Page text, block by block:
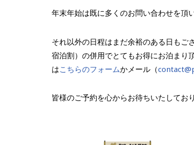
年末年始は既に多くのお問い合わせを頂
それ以外の日程はまだ余裕のある日もご
宿泊割）の併用でとてもお得にお泊まり
はこちらのフォームかメール（
皆様のご予約を心からお待ちいたしており